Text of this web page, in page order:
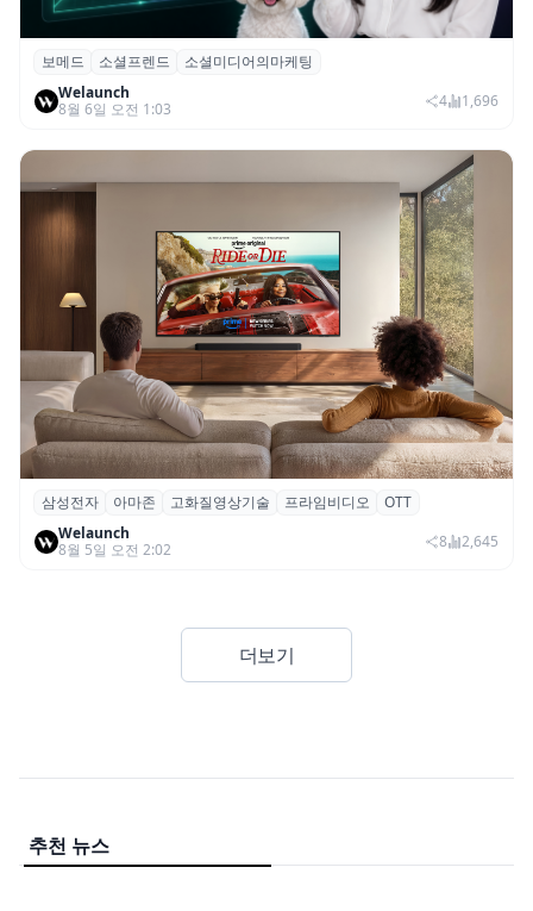
보메드 ‘소셜프렌드’, 유튜브·인스타 등 6개
SNS 마케팅 통합 지원
보메드 소셜프렌드
소셜미디어의마케팅
Welaunch
8월 6일 오전 1:03
4 1,696
삼성전자·아마존, 프라임 비디오에 ‘HDR10+
어드밴스드’ 적용
삼성전자 아마존 고화질영상기술 프라임비디오
OTT
Welaunch
8월 5일 오전 2:02
8 2,645
더보기
추천 뉴스